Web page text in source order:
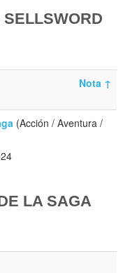
Nota ↑
(Acción / Aventura /
LA SAGA